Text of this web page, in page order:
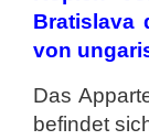
Bratislava
von
Das
befindet